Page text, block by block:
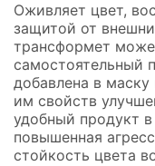
Оживляет цвет,
защитой от
трансформет
самостоятельный
добавлена в
им свойств
удобный продукт
повышенная
стойкость цвета